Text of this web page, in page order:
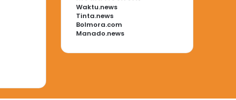
Waktu.news
Tinta.news
Bolmora.com
Manado.news